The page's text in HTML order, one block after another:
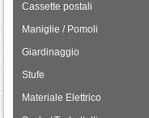
Cassette postali
Maniglie / Pomoli
Giardinaggio
Stufe
Materiale Elettrico